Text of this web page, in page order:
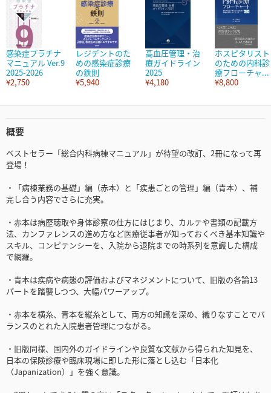
感染症プラチナ
マニュアル Ver.9
2025-2026
¥2,750
レジデントのた
めの感染症診療
の鉄則
¥5,940
高血圧管理・治
療ガイドライン
2025
¥4,180
ホスピタリスト
のための内科診
療フローチャ...
¥8,800
概要
ベストセラー「総合内科病棟マニュアル」が待望の改訂、2冊になって再
登場！
・「病棟業務の基礎」編（赤本）と「疾患ごとの管理」編（青本）、補
完し合う内容でさらに充実。
・赤本は病歴聴取や身体診察の仕方にはじまり、カルテや書類の記載方
法、カンファレンスの進め方など医療従事者が知っておくべき基本知識や
スキル、コンピテンシーを、入院から退院までの時系列を意識した構成
で網羅。
・青本は疾病や病態の評価およびマネジメントについて、旧版の各論13
パートを踏襲しつつ、大幅パワーアップ。
・赤本を横糸、青本を縦糸として、両方の知識を深め、織りなすことでバ
ランスのとれた入院患者管理につながる。
・旧版同様、国内外のガイドラインや良質な文献から得られた知見を、
日本の保険診療や臨床現場に即した形に落とし込む「日本化
（Japanization）」を強く意識。